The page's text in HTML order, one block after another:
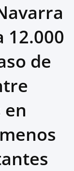
12.000
de